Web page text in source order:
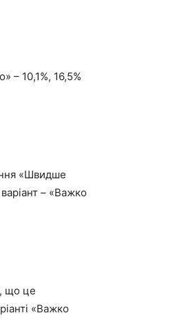
– 10,1%, 16,5%
«Швидше
– «Важко
що це
«Важко